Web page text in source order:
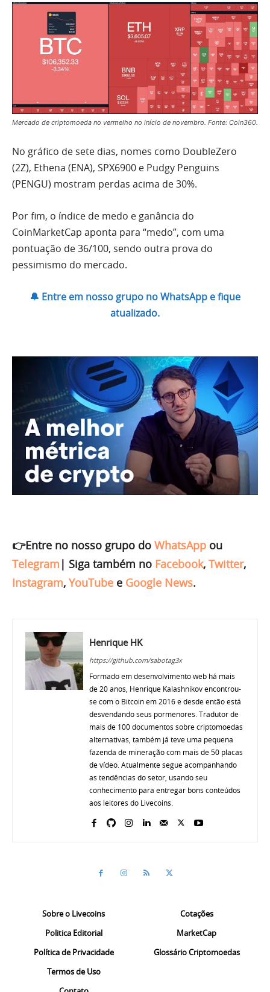
Mercado de criptomoeda no vermelho no início de novembro. Fonte: Coin360.
No gráfico de sete dias, nomes como DoubleZero
(2Z), Ethena (ENA), SPX6900 e Pudgy Penguins
(PENGU) mostram perdas acima de 30%.
Por fim, o índice de medo e ganância do
CoinMarketCap aponta para “medo”, com uma
pontuação de 36/100, sendo outra prova do
pessimismo do mercado.
🔔 Entre em nosso grupo no WhatsApp e fique
atualizado.
👉Entre no nosso grupo do WhatsApp ou
Telegram | Siga também no Facebook, Twitter,
Instagram, YouTube e Google News.
Henrique HK
https://github.com/sabotag3x
Formado em desenvolvimento web há mais
de 20 anos, Henrique Kalashnikov encontrou-
se com o Bitcoin em 2016 e desde então está
desvendando seus pormenores. Tradutor de
mais de 100 documentos sobre criptomoedas
alternativas, também já teve uma pequena
fazenda de mineração com mais de 50 placas
de vídeo. Atualmente segue acompanhando
as tendências do setor, usando seu
conhecimento para entregar bons conteúdos
aos leitores do Livecoins.
Sobre o Livecoins
Politica Editorial
Política de Privacidade
Termos de Uso
Cotações
MarketCap
Glossário Criptomoedas